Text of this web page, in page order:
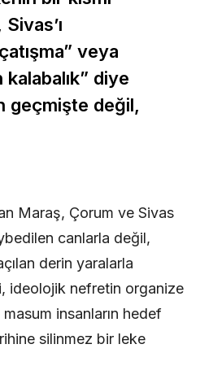
veya
diye
geçmişte değil,
Maraş, Çorum ve Sivas
canlarla değil,
derin yaralarla
ideolojik nefretin organize
insanların hedef
silinmez bir leke